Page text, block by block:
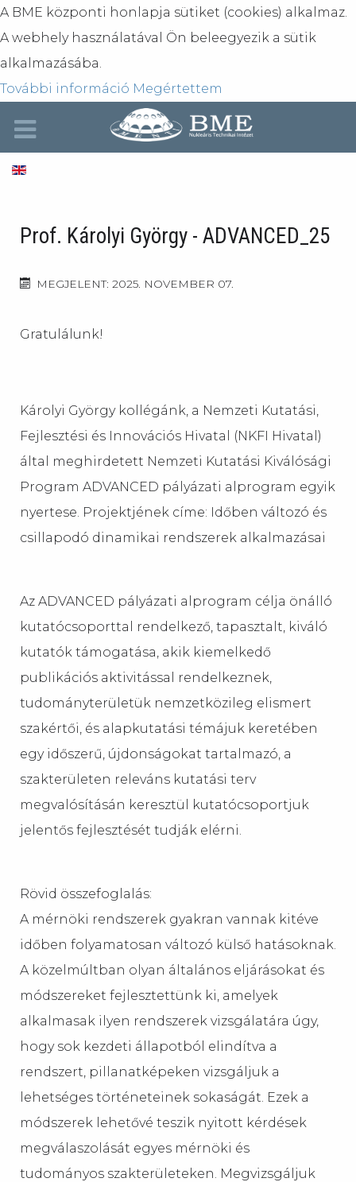
A BME központi honlapja sütiket (cookies) alkalmaz.
A webhely használatával Ön beleegyezik a sütik
alkalmazásába.
További információ Megértettem
Prof. Károlyi György - ADVANCED_25
MEGJELENT: 2025. NOVEMBER 07.
Gratulálunk!
Károlyi György kollégánk, a Nemzeti Kutatási,
Fejlesztési és Innovációs Hivatal (NKFI Hivatal)
által meghirdetett Nemzeti Kutatási Kiválósági
Program ADVANCED pályázati alprogram egyik
nyertese. Projektjének címe: Időben változó és
csillapodó dinamikai rendszerek alkalmazásai
Az ADVANCED pályázati alprogram célja önálló
kutatócsoporttal rendelkező, tapasztalt, kiváló
kutatók támogatása, akik kiemelkedő
publikációs aktivitással rendelkeznek,
tudományterületük nemzetközileg elismert
szakértői, és alapkutatási témájuk keretében
egy időszerű, újdonságokat tartalmazó, a
szakterületen releváns kutatási terv
megvalósításán keresztül kutatócsoportjuk
jelentős fejlesztését tudják elérni.
Rövid összefoglalás:
A mérnöki rendszerek gyakran vannak kitéve
időben folyamatosan változó külső hatásoknak.
A közelmúltban olyan általános eljárásokat és
módszereket fejlesztettünk ki, amelyek
alkalmasak ilyen rendszerek vizsgálatára úgy,
hogy sok kezdeti állapotból elindítva a
rendszert, pillanatképeken vizsgáljuk a
lehetséges történeteinek sokaságát. Ezek a
módszerek lehetővé teszik nyitott kérdések
megválaszolását egyes mérnöki és
tudományos szakterületeken. Megvizsgáljuk